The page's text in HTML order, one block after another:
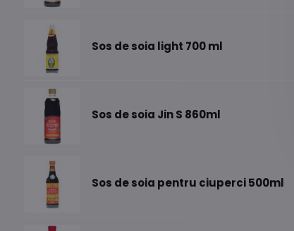
Sos de soia light 700 ml
Sos de soia Jin S 860ml
Sos de soia pentru ciuperci 500ml